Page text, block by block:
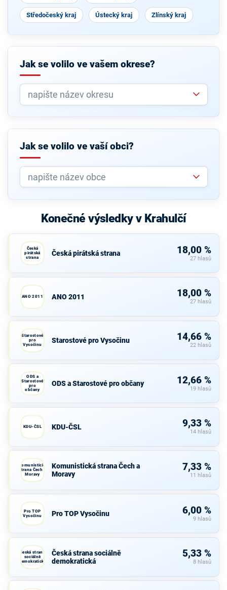
Středočeský kraj Ústecký kraj Zlínský kraj
Jak se volilo ve vašem okrese?
Jak se volilo ve vaší obci?
Konečné výsledky v Krahulčí
Česká
pirátská
strana
Česká pirátská strana 18,00 %
27 hlasů
ANO 2011 ANO 2011 18,00 %
27 hlasů
Starostové
pro
Vysočinu
Starostové pro Vysočinu 14,66 %
22 hlasů
ODS a
Starostové
pro
občany
ODS a Starostové pro občany 12,66 %
19 hlasů
KDU-ČSL KDU-ČSL 9,33 %
14 hlasů
Komunistická
strana Čech a
Moravy
Komunistická strana Čech a
Moravy
7,33 %
11 hlasů
Pro TOP
Vysočinu
Pro TOP Vysočinu 6,00 %
9 hlasů
Česká strana
sociálně
demokratická
Česká strana sociálně
demokratická
5,33 %
8 hlasů